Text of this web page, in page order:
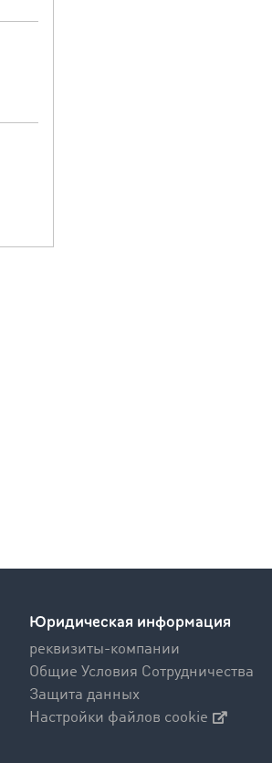
Юридическая информация
реквизиты-компании
Общие Условия Сотрудничества
Защита данных
Настройки файлов cookie